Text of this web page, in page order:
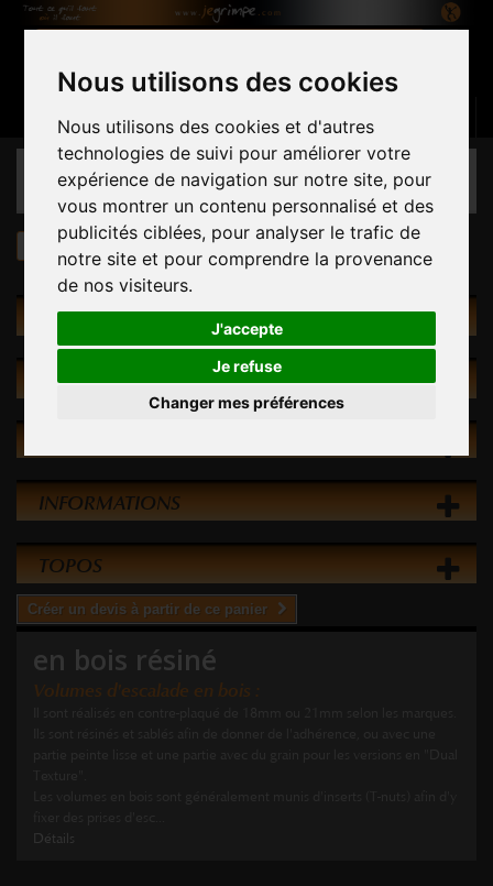
Nous utilisons des cookies
Nous utilisons des cookies et d'autres
technologies de suivi pour améliorer votre
expérience de navigation sur notre site, pour
vous montrer un contenu personnalisé et des
publicités ciblées, pour analyser le trafic de
notre site et pour comprendre la provenance
de nos visiteurs.
J'accepte
Je refuse
Changer mes préférences
Panier (vide)
CATÉGORIES
Par matériau en bois résiné
RECHERCHE INTUITIVE
PROMOTIONS
INFORMATIONS
TOPOS
Créer un devis à partir de ce panier
en bois résiné
Volumes d'escalade en bois :
Détails